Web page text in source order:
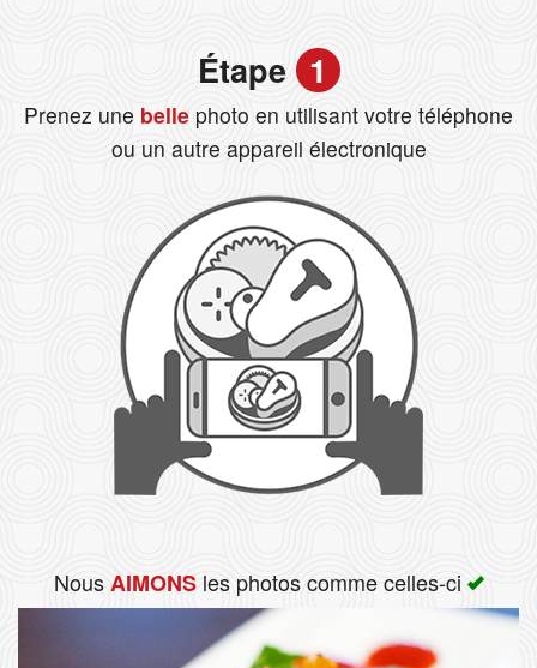
Étape 1
Prenez une belle photo en utilisant votre téléphone
ou un autre appareil électronique
NousAIMONSles photos comme celles-ci